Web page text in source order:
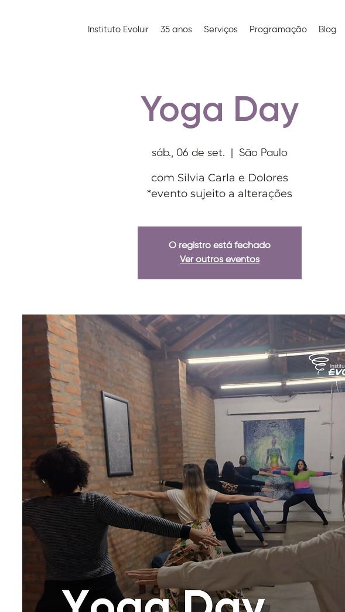
Instituto Evoluir 35 anos Serviços Programação Blog
Yoga Day
sáb., 06 de set. São Paulo
com Silvia Carla e Dolores
*evento sujeito a alterações
O registro está fechado
Ver outros eventos